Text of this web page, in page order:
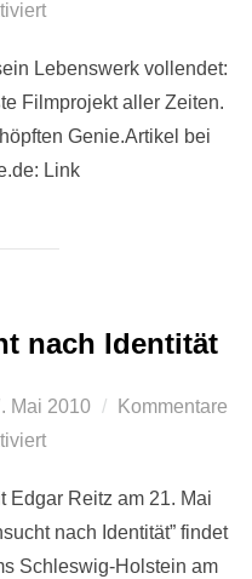
Lebenswerk vollendet:
Filmprojekt aller Zeiten.
Genie.Artikel bei
Link
nach Identität
Mai 2010
Kommentare
Edgar Reitz am 21. Mai
nach Identität” findet
Schleswig-Holstein am